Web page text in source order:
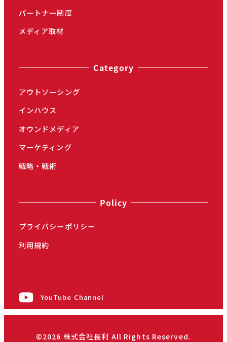
パートナー制度
メディア取材
Category
アウトソーシング
インハウス
オウンドメディア
マーケティング
戦略・戦術
Policy
プライバシーポリシー
利用規約
YouTube Channel
©2026 株式会社長利 All Rights Reserved.